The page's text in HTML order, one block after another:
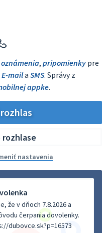
oznámenia, pripomienky pre
E-maila SMS. Správy z
appke.
nastavenia
že v dňoch 7.8.2026 a
čerpania dovolenky.
dubovce.sk?p=16573